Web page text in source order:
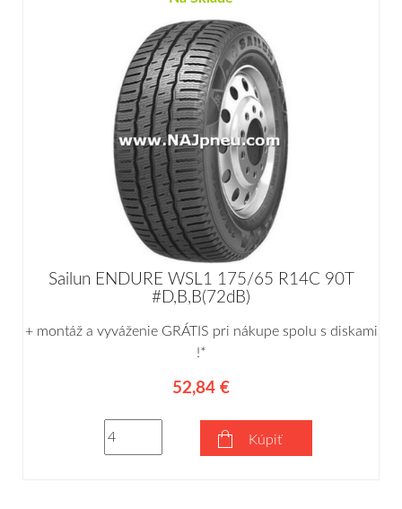
Sailun ENDURE WSL1 175/65 R14C 90T
#D,B,B(72dB)
+ montáž a vyváženie GRÁTIS pri nákupe spolu s diskami
!*
52,84 €
Kúpiť